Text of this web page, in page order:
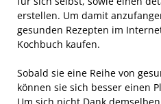
erstellen. Um damit
gesunden Rezepten im
Kochbuch kaufen.
Sobald sie eine Reihe von
können sie sich besser einen